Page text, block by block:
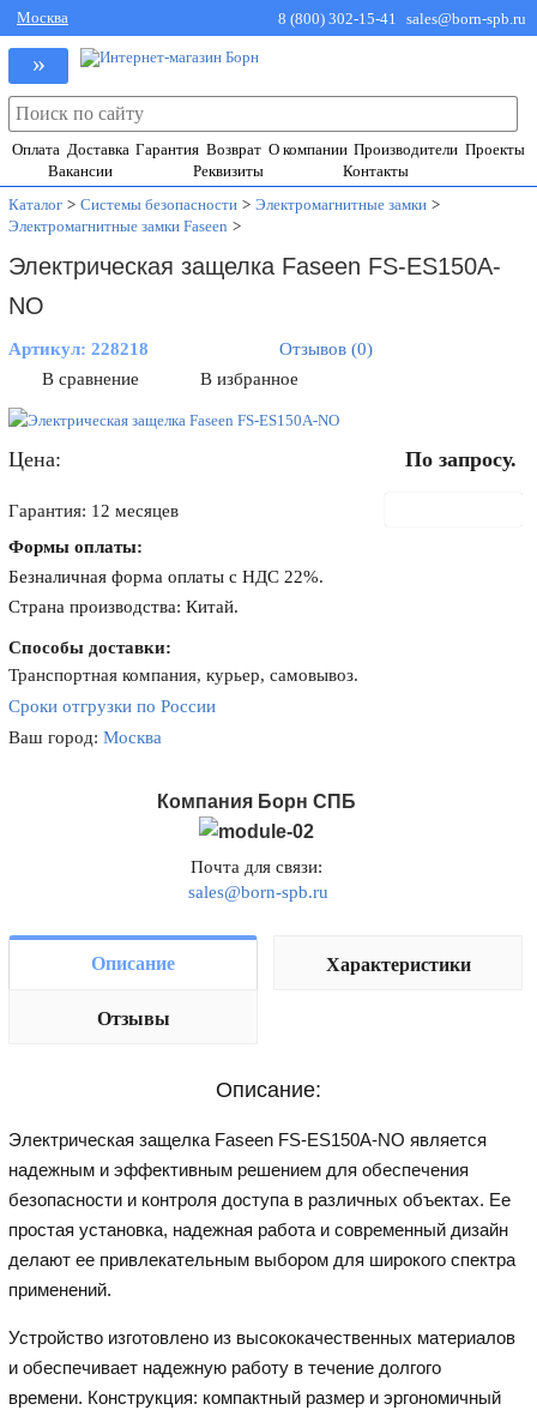
Москва 8 (800) 302-15-41 sales@born-spb.ru
»
Оплата Доставка Гарантия Возврат О компании Производители Проекты
Вакансии
Реквизиты
Контакты
Каталог > Системы безопасности > Электромагнитные замки >
Электромагнитные замки Faseen >
Электрическая защелка Faseen FS-ES150A-
NO
Артикул:228218
Отзывов (0)
В сравнение
В избранное
Цена: По запросу.
Гарантия: 12 месяцев
Формы оплаты:
Безналичная форма оплаты с НДС 22%.
Страна производства: Китай.
Способы доставки:
Транспортная компания, курьер, самовывоз.
Сроки отгрузки по России
Ваш город:Москва
Компания Борн СПБ
Почта для связи:
sales@born-spb.ru
Описание Характеристики
Отзывы
Описание:
Электрическая защелка Faseen FS-ES150A-NO является
надежным и эффективным решением для обеспечения
безопасности и контроля доступа в различных объектах. Ее
простая установка, надежная работа и современный дизайн
делают ее привлекательным выбором для широкого спектра
применений.
Устройство изготовлено из высококачественных материалов
и обеспечивает надежную работу в течение долгого
времени. Конструкция: компактный размер и эргономичный